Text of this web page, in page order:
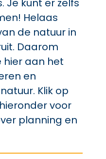
Je kunt er zelfs
Helaas
de natuur in
Daarom
hier aan het
en
Klik op
voor
planning en